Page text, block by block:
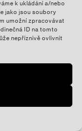
k ukládání a/nebo
jako jsou soubory
umožní zpracovávat
ID na tomto
nepříznivě ovlivnit